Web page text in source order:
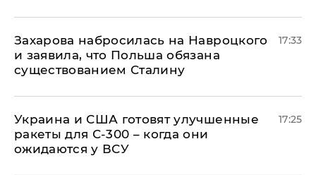
​Захарова набросилась на Навроцкого
и заявила, что Польша обязана
существованием Сталину
17:33
Украина и США готовят улучшенные
ракеты для С-300 – когда они
ожидаются у ВСУ
17:25